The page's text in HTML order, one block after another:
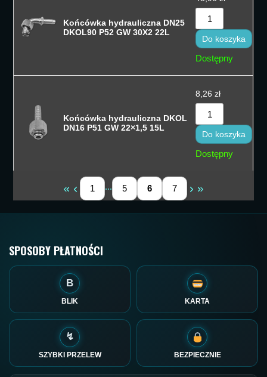
Końcówka hydrauliczna DN25
DKOL90 P52 GW 30X2 22L
Do koszyka
Dostępny
Końcówka hydrauliczna DKOL
DN16 P51 GW 22×1,5 15L
8,26 zł
Do koszyka
Dostępny
1 ... 5 6 7
SPOSOBY PŁATNOŚCI
B
BLIK KARTA
↯
SZYBKI PRZELEW BEZPIECZNIE